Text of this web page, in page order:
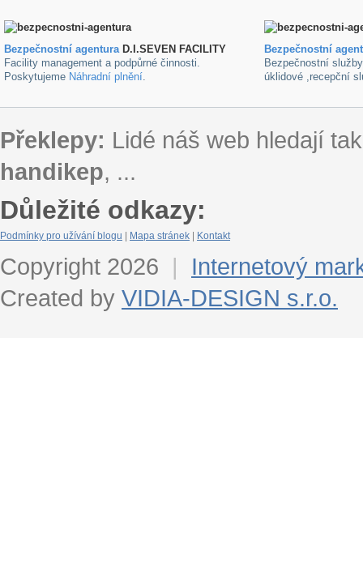
Bezpečnostní agenturaD.I.SEVEN FACILITY
Facility management a podpůrné činnosti.
Poskytujeme Náhradní plnění.
Bezpečnostní
Bezpečnostní
úklidové ,recepční
Překlepy: Lidé náš web hledají
handikep, ...
Důležité odkazy:
Podmínky pro užívání blogu Mapa stránek Kontakt
Copyright 2026 |
Internetový
Created by VIDIA-DESIGN s.r.o.